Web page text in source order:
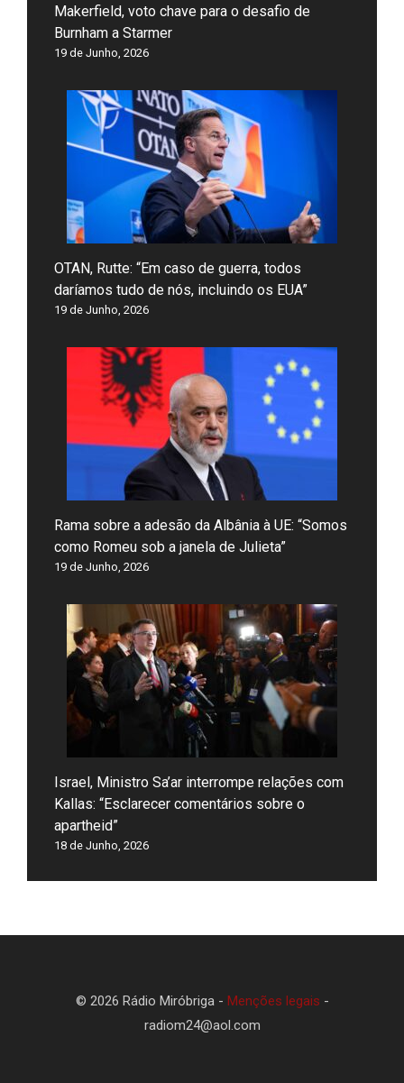
Makerfield, voto chave para o desafio de
Burnham a Starmer
19 de Junho, 2026
OTAN, Rutte: “Em caso de guerra, todos
daríamos tudo de nós, incluindo os EUA”
19 de Junho, 2026
Rama sobre a adesão da Albânia à UE: “Somos
como Romeu sob a janela de Julieta”
19 de Junho, 2026
Israel, Ministro Sa’ar interrompe relações com
Kallas: “Esclarecer comentários sobre o
apartheid”
18 de Junho, 2026
© 2026 Rádio Miróbriga - Menções legais -
radiom24@aol.com